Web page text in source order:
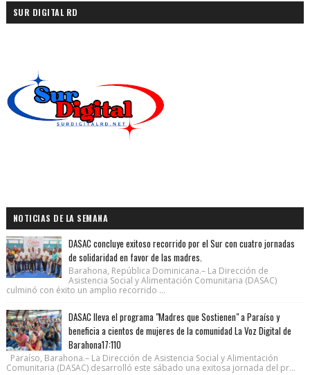
SUR DIGITAL RD
NOTICIAS DE LA SEMANA
DASAC concluye exitoso recorrido por el Sur con cuatro jornadas
de solidaridad en favor de las madres.
Barahona, República Dominicana.– La Dirección de
Asistencia Social y Alimentación Comunitaria (DASAC)
culminó con éxito un amplio recorrido ...
DASAC lleva el programa "Madres que Sostienen" a Paraíso y
beneficia a cientos de mujeres de la comunidad La Voz Digital de
Barahona17:110
Paraíso, Barahona.– La Dirección de Asistencia Social y Alimentación
Comunitaria (DASAC) desarrolló este sábado una exitosa jornada del pr...